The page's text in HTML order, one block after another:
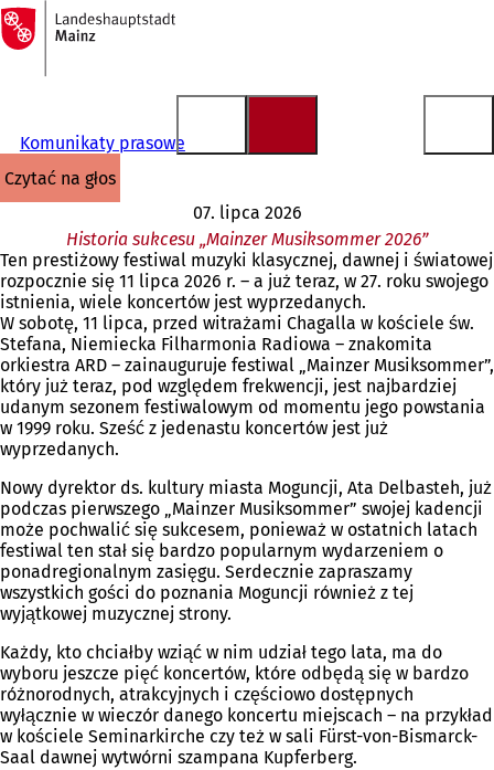
Przejdź do treści
Do
strony
głównej
Komunikaty prasowe
czytać na głos
07. lipca 2026
Historia sukcesu „Mainzer Musiksommer 2026”
Ten prestiżowy festiwal muzyki klasycznej, dawnej i światowej
rozpocznie się 11 lipca 2026 r. – a już teraz, w 27. roku swojego
istnienia, wiele koncertów jest wyprzedanych.
W sobotę, 11 lipca, przed witrażami Chagalla w kościele św.
Stefana, Niemiecka Filharmonia Radiowa – znakomita
orkiestra ARD – zainauguruje festiwal „Mainzer Musiksommer”,
który już teraz, pod względem frekwencji, jest najbardziej
udanym sezonem festiwalowym od momentu jego powstania
w 1999 roku. Sześć z jedenastu koncertów jest już
wyprzedanych.
Nowy dyrektor ds. kultury miasta Moguncji, Ata Delbasteh, już
podczas pierwszego „Mainzer Musiksommer” swojej kadencji
może pochwalić się sukcesem, ponieważ w ostatnich latach
festiwal ten stał się bardzo popularnym wydarzeniem o
ponadregionalnym zasięgu. Serdecznie zapraszamy
wszystkich gości do poznania Moguncji również z tej
wyjątkowej muzycznej strony.
Każdy, kto chciałby wziąć w nim udział tego lata, ma do
wyboru jeszcze pięć koncertów, które odbędą się w bardzo
różnorodnych, atrakcyjnych i częściowo dostępnych
wyłącznie w wieczór danego koncertu miejscach – na przykład
w kościele Seminarkirche czy też w sali Fürst-von-Bismarck-
Saal dawnej wytwórni szampana Kupferberg.